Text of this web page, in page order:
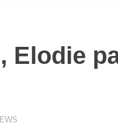
Elodie